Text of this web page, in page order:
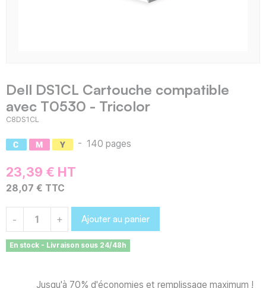
Dell DS1CL Cartouche compatible
avec T0530 - Tricolor
C8DS1CL
- 140 pages
23,39 € HT
28,07 € TTC
- + Ajouter au panier
En stock - Livraison sous 24/48h
Jusqu'à 70% d'économies et remplissage maximum !